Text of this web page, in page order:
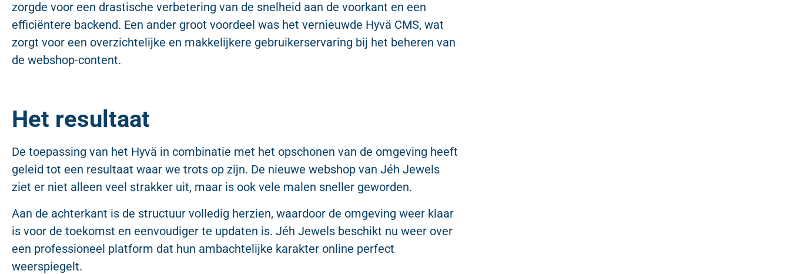
zorgde voor een drastische verbetering van de snelheid aan de voorkant en een
efficiëntere backend. Een ander groot voordeel was het vernieuwde Hyvä CMS, wat
zorgt voor een overzichtelijke en makkelijkere gebruikerservaring bij het beheren van
de webshop-content.
Het resultaat
De toepassing van het Hyvä in combinatie met het opschonen van de omgeving heeft
geleid tot een resultaat waar we trots op zijn. De nieuwe webshop van Jéh Jewels
ziet er niet alleen veel strakker uit, maar is ook vele malen sneller geworden.
Aan de achterkant is de structuur volledig herzien, waardoor de omgeving weer klaar
is voor de toekomst en eenvoudiger te updaten is. Jéh Jewels beschikt nu weer over
een professioneel platform dat hun ambachtelijke karakter online perfect
weerspiegelt.